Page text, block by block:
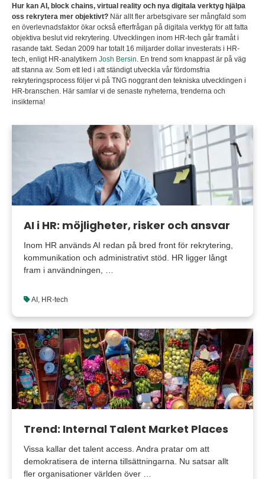
Hur kan AI, block chains, virtual reality och nya digitala verktyg hjälpa
oss rekrytera mer objektivt? När allt fler arbetsgivare ser mångfald som
en överlevnadsfaktor ökar också efterfrågan på digitala verktyg för att fatta
objektiva beslut vid rekrytering. Utvecklingen inom HR-tech går framåt i
rasande takt. Sedan 2009 har totalt 16 miljarder dollar investerats i HR-
tech, enligt HR-analytikern Josh Bersin. En trend som knappast är på väg
att stanna av. Som ett led i att ständigt utveckla vår fördomsfria
rekryteringsprocess följer vi på TNG noggrant den tekniska utvecklingen i
HR-branschen. Här samlar vi de senaste nyheterna, trenderna och
insikterna!
AI i HR: möjligheter, risker och ansvar
Inom HR används AI redan på bred front för rekrytering,
kommunikation och administrativt stöd. HR ligger långt
fram i användningen, …
AI , HR-tech
Trend: Internal Talent Market Places
Vissa kallar det talent access. Andra pratar om att
demokratisera de interna tillsättningarna. Nu satsar allt
fler organisationer världen över …